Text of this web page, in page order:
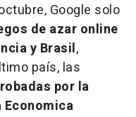
Google solo
de azar online
y Brasil,
país, las
por la